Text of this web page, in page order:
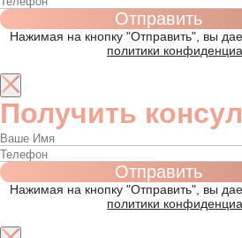
Нажимая на кнопку "Отправить", вы
политики
Получить
Нажимая на кнопку "Отправить", вы
политики